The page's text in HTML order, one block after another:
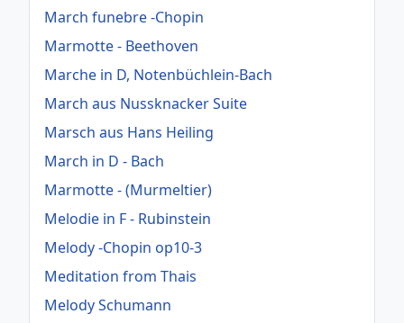
March funebre -Chopin
Marmotte - Beethoven
Marche in D, Notenbüchlein-Bach
March aus Nussknacker Suite
Marsch aus Hans Heiling
March in D - Bach
Marmotte - (Murmeltier)
Melodie in F - Rubinstein
Melody -Chopin op10-3
Meditation from Thais
Melody Schumann